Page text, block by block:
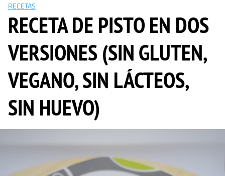
RECETAS
RECETA DE PISTO EN DOS
VERSIONES (SIN GLUTEN,
VEGANO, SIN LÁCTEOS,
SIN HUEVO)